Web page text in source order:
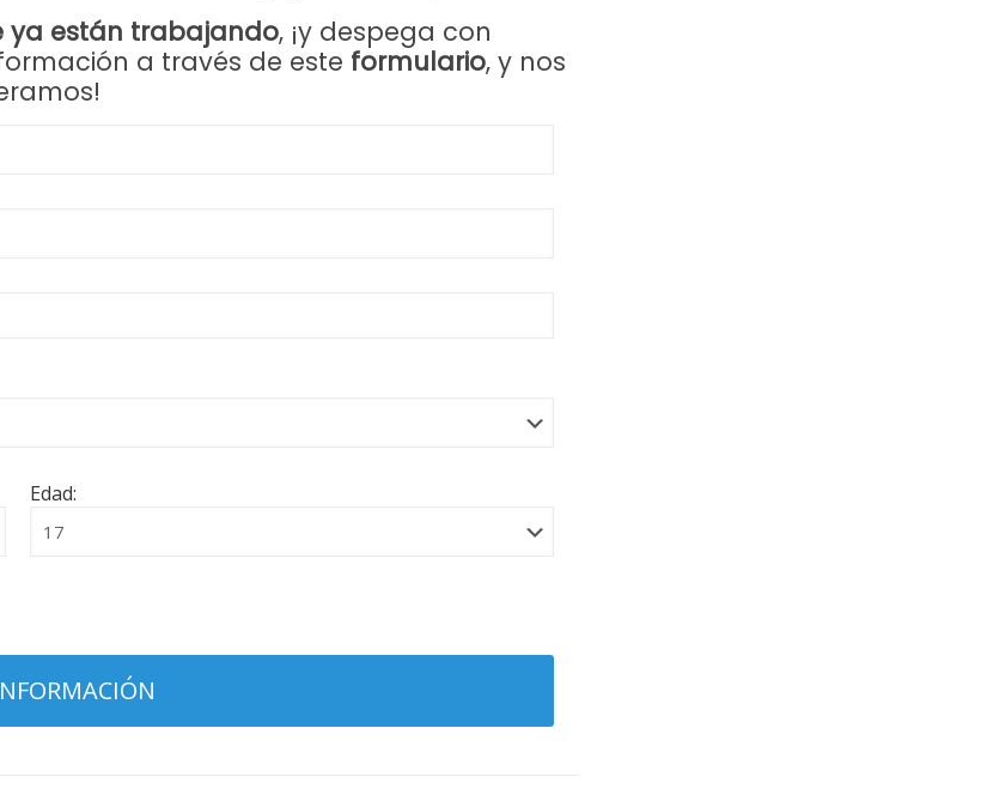
ya están trabajando, ¡y despega con
a través de este formulario, y nos
Edad: